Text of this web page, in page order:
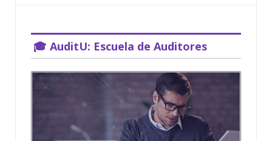
🎓 AuditU: Escuela de Auditores